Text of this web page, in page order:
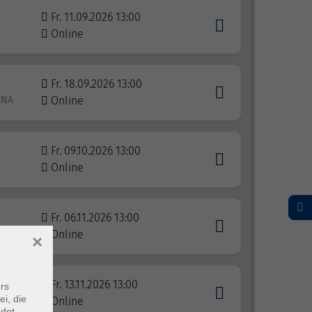
Fr. 11.09.2026 13:00
Online
Fr. 18.09.2026 13:00
Online
Fr. 09.10.2026 13:00
Online
Fr. 06.11.2026 13:00
Online
Fr. 13.11.2026 13:00
Online
die
×